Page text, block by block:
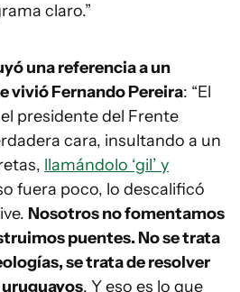
claro.”
una referencia a un
vivió Fernando Pereira: “El
presidente del Frente
cara, insultando a un
llamándolo ‘gil’ y
fuera poco, lo descalificó
Nosotros no fomentamos
puentes. No se trata
se trata de resolver
. Y eso es lo que